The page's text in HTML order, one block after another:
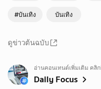
#บันเทิง บันเทิง
ดูข่าวต้นฉบับ
อ่านคอนเทนต์เพิ่มเติม คลิ
Daily Focus